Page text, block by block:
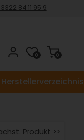
84 11 95 9
0
0
Herstellerverzeichnis
Produkt >>